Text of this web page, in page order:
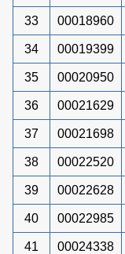
33 00018960
34 00019399
35 00020950
36 00021629
37 00021698
38 00022520
39 00022628
40 00022985
41 00024338